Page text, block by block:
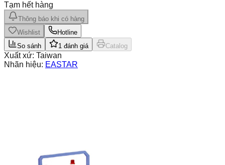
Tạm hết hàng
Thông báo khi có hàng
Wishlist
Hotline
So sánh
1 đánh giá Catalog
Xuất xứ: Taiwan
Nhãn hiệu: EASTAR